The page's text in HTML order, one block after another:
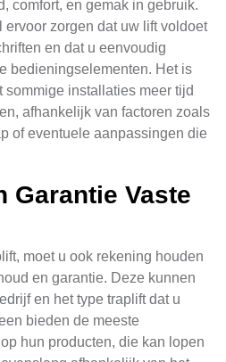
comfort, en gemak in gebruik.
zorgen dat uw lift voldoet
en dat u eenvoudig
bedieningselementen. Het is
sommige installaties meer tijd
afhankelijk van factoren zoals
of eventuele aanpassingen die
Garantie Vaste
moet u ook rekening houden
en garantie. Deze kunnen
en het type traplift dat u
bieden de meeste
hun producten, die kan lopen